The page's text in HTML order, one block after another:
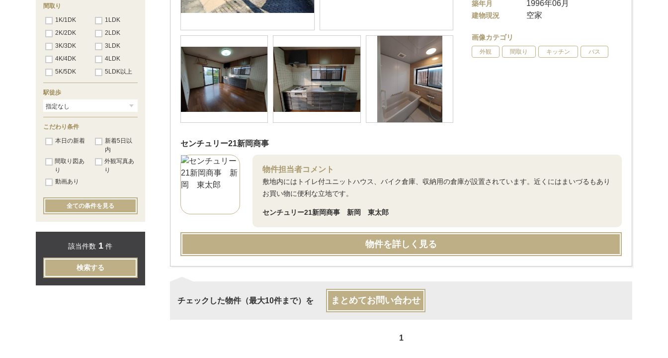
築年月 1996年06月
建物現況 空家
画像カテゴリ
外観 間取り キッチン バス
センチュリー21新岡商事
物件担当者コメント
敷地内にはトイレ付ユニットハウス、バイク倉庫、収納用の倉庫が設置されています。近くにはまいづるもあり
お買い物に便利な立地です。
センチュリー21新岡商事 新岡 東太郎
物件を詳しく見る
チェックした物件（最大10件まで）を まとめてお問い合わせ
1
間取り
1K/1DK
1LDK
2K/2DK
2LDK
3K/3DK
3LDK
4K/4DK
4LDK
5K/5DK
5LDK以上
駅徒歩
こだわり条件
本日の新着
新着5日以
内
間取り図あ
り
外観写真あ
り
動画あり
全ての条件を見る
該当件数 1 件
検索する